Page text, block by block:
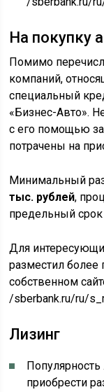
На покупку
Помимо
компаний,
специальный
«Бизнес-Авто».
с его помощью
потрачены на
Минимальный
тыс. рублей,
предельный
Для
разместил
собственном
/sberbank.ru/ru/
Лизинг
приобрести